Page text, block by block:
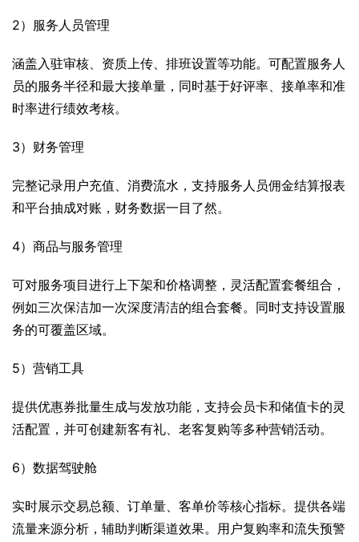
2）服务人员管理
涵盖入驻审核、资质上传、排班设置等功能。可配置服务人
员的服务半径和最大接单量，同时基于好评率、接单率和准
时率进行绩效考核。
3）财务管理
完整记录用户充值、消费流水，支持服务人员佣金结算报表
和平台抽成对账，财务数据一目了然。
4）商品与服务管理
可对服务项目进行上下架和价格调整，灵活配置套餐组合，
例如三次保洁加一次深度清洁的组合套餐。同时支持设置服
务的可覆盖区域。
5）营销工具
提供优惠券批量生成与发放功能，支持会员卡和储值卡的灵
活配置，并可创建新客有礼、老客复购等多种营销活动。
6）数据驾驶舱
实时展示交易总额、订单量、客单价等核心指标。提供各端
流量来源分析，辅助判断渠道效果。用户复购率和流失预警